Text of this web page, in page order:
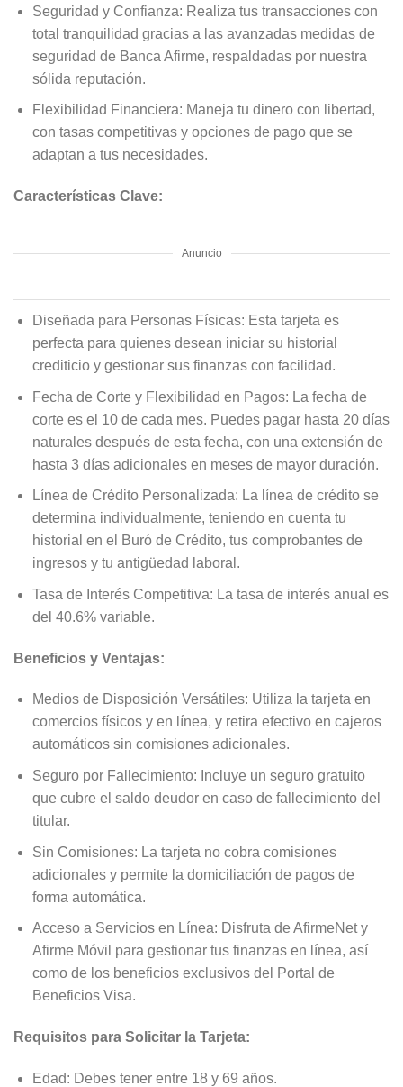
Seguridad y Confianza: Realiza tus transacciones con
total tranquilidad gracias a las avanzadas medidas de
seguridad de Banca Afirme, respaldadas por nuestra
sólida reputación.
Flexibilidad Financiera: Maneja tu dinero con libertad,
con tasas competitivas y opciones de pago que se
adaptan a tus necesidades.
Características Clave:
Anuncio
Diseñada para Personas Físicas: Esta tarjeta es
perfecta para quienes desean iniciar su historial
crediticio y gestionar sus finanzas con facilidad.
Fecha de Corte y Flexibilidad en Pagos: La fecha de
corte es el 10 de cada mes. Puedes pagar hasta 20 días
naturales después de esta fecha, con una extensión de
hasta 3 días adicionales en meses de mayor duración.
Línea de Crédito Personalizada: La línea de crédito se
determina individualmente, teniendo en cuenta tu
historial en el Buró de Crédito, tus comprobantes de
ingresos y tu antigüedad laboral.
Tasa de Interés Competitiva: La tasa de interés anual es
del 40.6% variable.
Beneficios y Ventajas:
Medios de Disposición Versátiles: Utiliza la tarjeta en
comercios físicos y en línea, y retira efectivo en cajeros
automáticos sin comisiones adicionales.
Seguro por Fallecimiento: Incluye un seguro gratuito
que cubre el saldo deudor en caso de fallecimiento del
titular.
Sin Comisiones: La tarjeta no cobra comisiones
adicionales y permite la domiciliación de pagos de
forma automática.
Acceso a Servicios en Línea: Disfruta de AfirmeNet y
Afirme Móvil para gestionar tus finanzas en línea, así
como de los beneficios exclusivos del Portal de
Beneficios Visa.
Requisitos para Solicitar la Tarjeta:
Edad: Debes tener entre 18 y 69 años.